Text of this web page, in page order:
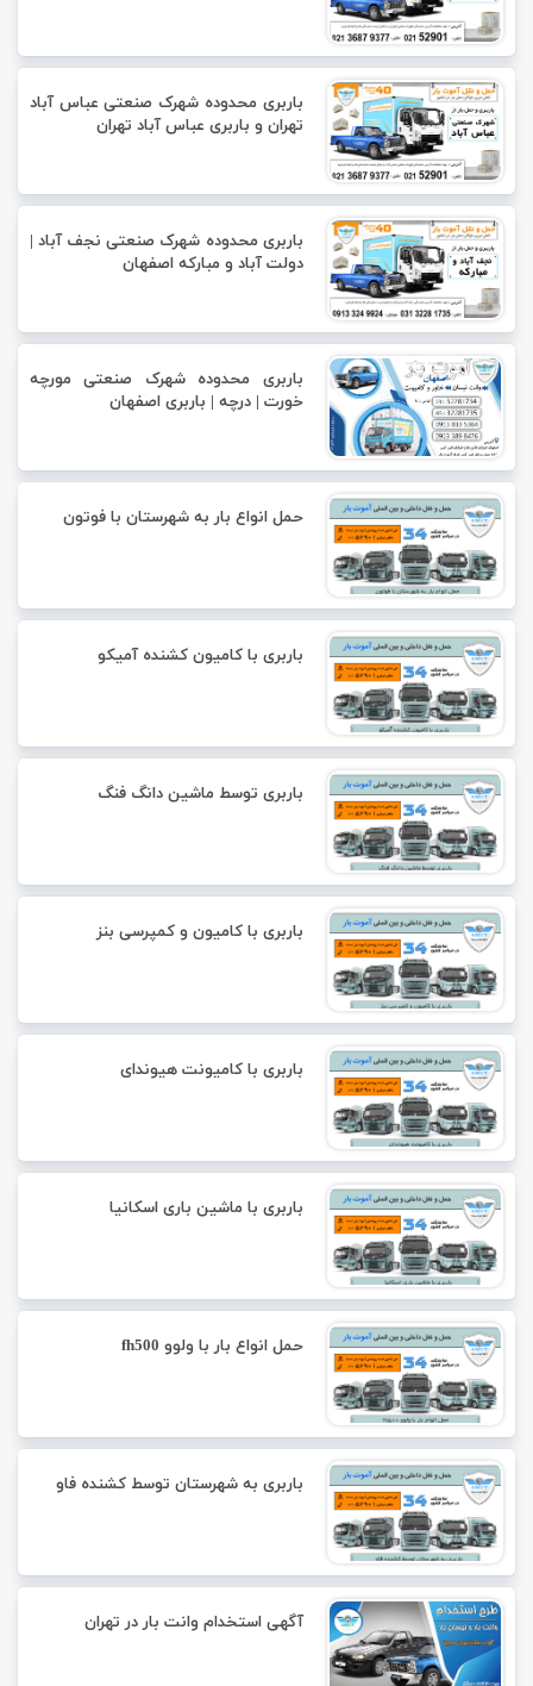
باربری محدوده شهرک صنعتی عباس آباد
تهران و باربری عباس آباد تهران
باربری محدوده شهرک صنعتی نجف آباد |
دولت آباد و مبارکه اصفهان
باربری محدوده شهرک صنعتی مورچه
خورت | درچه | باربری اصفهان
حمل انواع بار به شهرستان با فوتون
باربری با کامیون کشنده آمیکو
باربری توسط ماشین دانگ فنگ
باربری با کامیون و کمپرسی بنز
باربری با کامیونت هیوندای
باربری با ماشین باری اسکانیا
حمل انواع بار با ولوو fh500
باربری به شهرستان توسط کشنده فاو
آگهی استخدام وانت بار در تهران